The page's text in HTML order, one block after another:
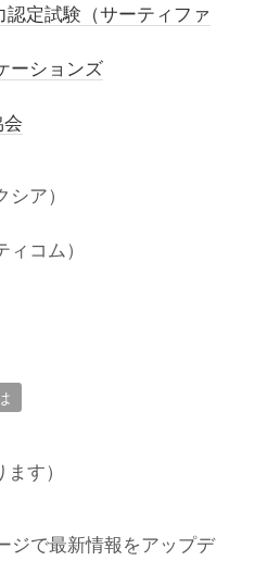
定試験（サーティファ
ーションズ
ア）
コム）
す）
ジで最新情報をアップデ